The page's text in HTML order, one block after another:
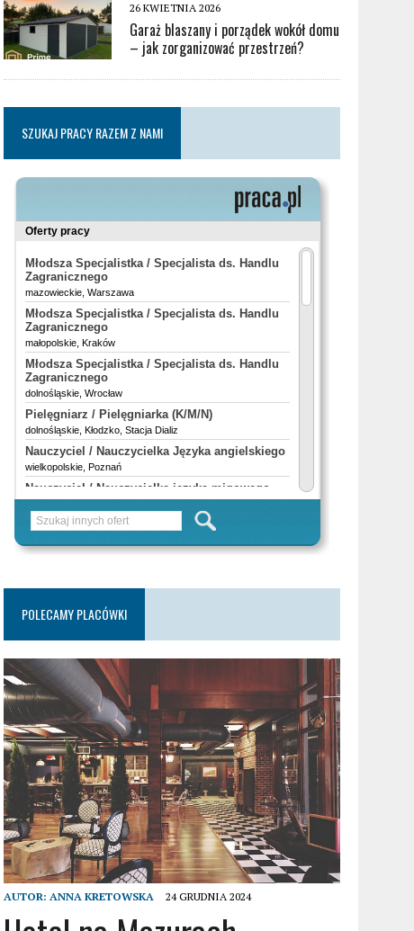
26 KWIETNIA 2026
Garaż blaszany i porządek wokół domu
– jak zorganizować przestrzeń?
SZUKAJ PRACY RAZEM Z NAMI
POLECAMY PLACÓWKI
AUTOR: ANNA KRETOWSKA 24 GRUDNIA 2024